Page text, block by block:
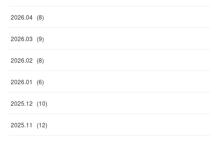
2026.04 (8)
2026.03 (9)
2026.02 (8)
2026.01 (6)
2025.12 (10)
2025.11 (12)